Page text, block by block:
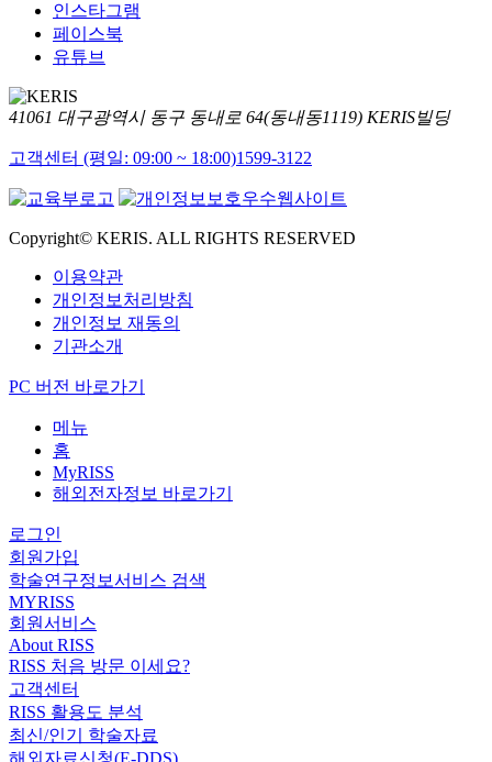
인스타그램
페이스북
유튜브
41061 대구광역시 동구 동내로 64(동내동1119) KERIS빌딩
고객센터 (평일: 09:00 ~ 18:00)1599-3122
Copyright© KERIS. ALL RIGHTS RESERVED
이용약관
개인정보처리방침
개인정보 재동의
기관소개
PC 버전 바로가기
메뉴
홈
MyRISS
해외전자정보 바로가기
로그인
회원가입
학술연구정보서비스 검색
MYRISS
회원서비스
About RISS
RISS 처음 방문 이세요?
고객센터
RISS 활용도 분석
최신/인기 학술자료